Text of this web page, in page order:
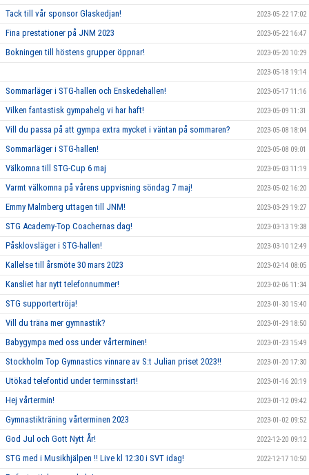
Tack till vår sponsor Glaskedjan! 2023-05-22 17:02
Fina prestationer på JNM 2023 2023-05-22 16:47
Bokningen till höstens grupper öppnar! 2023-05-20 10:29
2023-05-18 19:14
Sommarläger i STG-hallen och Enskedehallen! 2023-05-17 11:16
Vilken fantastisk gympahelg vi har haft! 2023-05-09 11:31
Vill du passa på att gympa extra mycket i väntan på sommaren? 2023-05-08 18:04
Sommarläger i STG-hallen! 2023-05-08 09:01
Välkomna till STG-Cup 6 maj 2023-05-03 11:19
Varmt välkomna på vårens uppvisning söndag 7 maj! 2023-05-02 16:20
Emmy Malmberg uttagen till JNM! 2023-03-29 19:27
STG Academy-Top Coachernas dag! 2023-03-13 19:38
Påsklovsläger i STG-hallen! 2023-03-10 12:49
Kallelse till årsmöte 30 mars 2023 2023-02-14 08:05
Kansliet har nytt telefonnummer! 2023-02-06 11:34
STG supportertröja! 2023-01-30 15:40
Vill du träna mer gymnastik? 2023-01-29 18:50
Babygympa med oss under vårterminen! 2023-01-23 15:49
Stockholm Top Gymnastics vinnare av S:t Julian priset 2023!! 2023-01-20 17:30
Utökad telefontid under terminsstart! 2023-01-16 20:19
Hej vårtermin! 2023-01-12 09:42
Gymnastikträning vårterminen 2023 2023-01-02 09:52
God Jul och Gott Nytt År! 2022-12-20 09:12
STG med i Musikhjälpen !! Live kl 12:30 i SVT idag! 2022-12-17 10:50